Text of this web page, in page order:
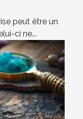
peut être un
ci ne...